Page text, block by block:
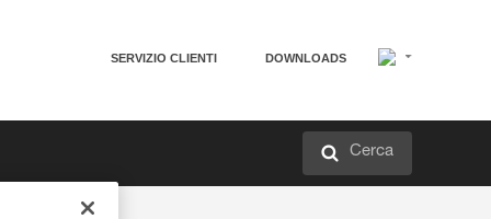
SERVIZIO CLIENTI DOWNLOADS
Cerca